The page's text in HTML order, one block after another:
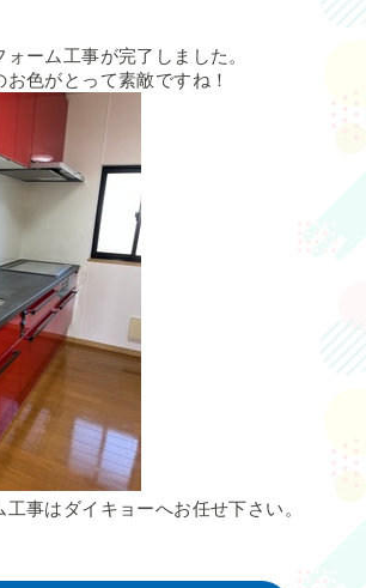
ーム工事が完了しました。
色がとって素敵ですね！
事はダイキョーへお任せ下さい。